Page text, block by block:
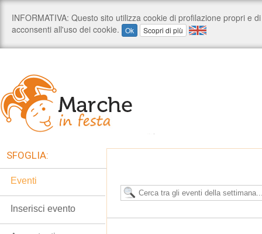
SFOGLIA:
Eventi
Inserisci evento